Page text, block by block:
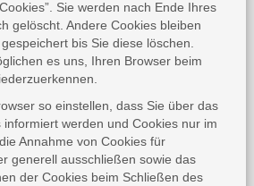
Sie werden nach Ende Ihres
gelöscht. Andere Cookies bleiben
bis Sie diese löschen.
es uns, Ihren Browser beim
so einstellen, dass Sie über das
informiert werden und Cookies nur im
Annahme von Cookies für
generell ausschließen sowie das
der Cookies beim Schließen des